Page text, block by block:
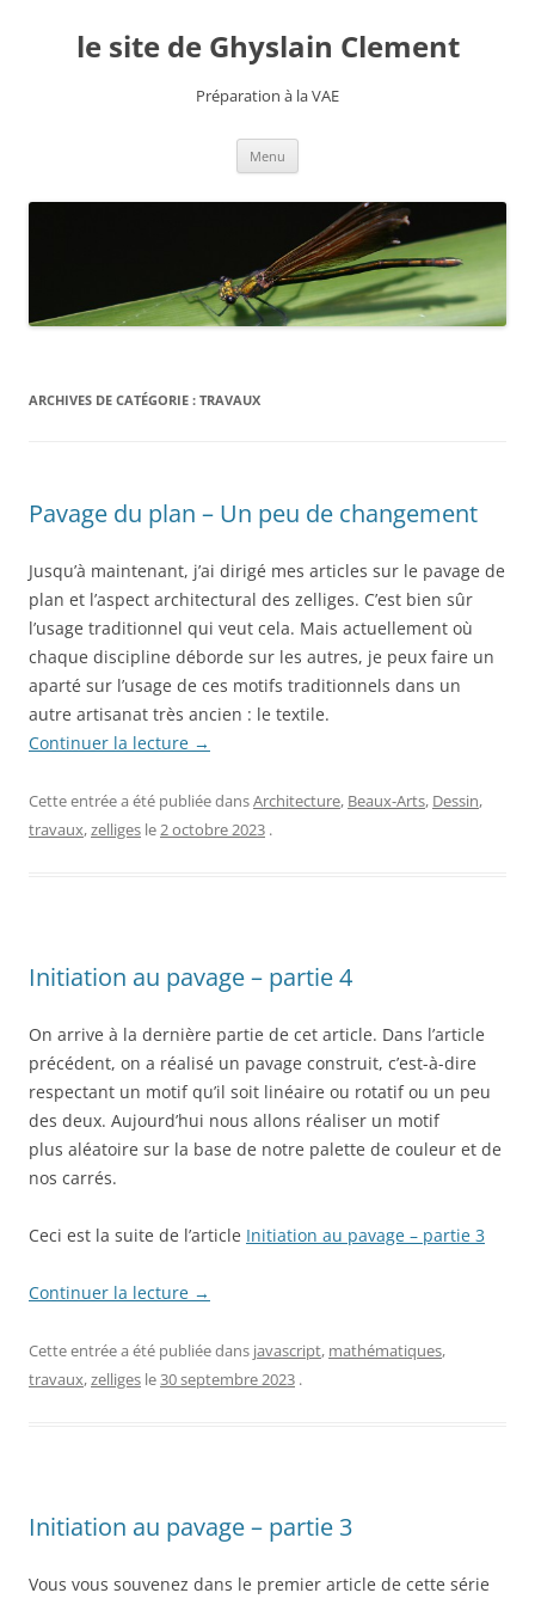
le site de Ghyslain Clement
Préparation à la VAE
Menu
ARCHIVES DE CATÉGORIE : TRAVAUX
Pavage du plan – Un peu de changement
Jusqu’à maintenant, j’ai dirigé mes articles sur le pavage de
plan et l’aspect architectural des zelliges. C’est bien sûr
l’usage traditionnel qui veut cela. Mais actuellement où
chaque discipline déborde sur les autres, je peux faire un
aparté sur l’usage de ces motifs traditionnels dans un
autre artisanat très ancien : le textile.
Continuer la lecture →
Cette entrée a été publiée dansArchitecture, Beaux-Arts, Dessin,
travaux,zelliges le2 octobre 2023 .
Initiation au pavage – partie 4
On arrive à la dernière partie de cet article. Dans l’article
précédent, on a réalisé un pavage construit, c’est-à-dire
respectant un motif qu’il soit linéaire ou rotatif ou un peu
des deux. Aujourd’hui nous allons réaliser un motif
plus aléatoire sur la base de notre palette de couleur et de
nos carrés.
Ceci est la suite de l’article Initiation au pavage – partie 3
Continuer la lecture →
Cette entrée a été publiée dans javascript, mathématiques,
travaux,zelliges le30 septembre 2023 .
Initiation au pavage – partie 3
Vous vous souvenez dans le premier article de cette série